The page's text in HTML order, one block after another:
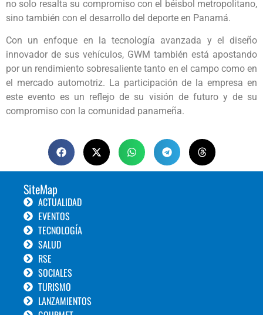
no solo resalta su compromiso con el béisbol metropolitano,
sino también con el desarrollo del deporte en Panamá.
Con un enfoque en la tecnología avanzada y el diseño
innovador de sus vehículos, GWM también está apostando
por un rendimiento sobresaliente tanto en el campo como en
el mercado automotriz. La participación de la empresa en
este evento es un reflejo de su visión de futuro y de su
compromiso con la comunidad panameña.
SiteMap
ACTUALIDAD
EVENTOS
TECNOLOGÍA
SALUD
RSE
SOCIALES
TURISMO
LANZAMIENTOS